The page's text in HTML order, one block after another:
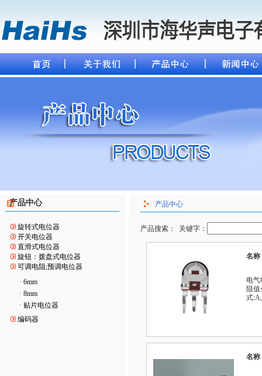
产品中心
旋转式电位器
开关电位器
直滑式电位器
旋钮：拨盘式电位器
可调电阻;预调电位器
· 6mm
· 8mm
· 贴片电位器
编码器
产品中心
产品搜索： 关键字：
名称
电
阻值
式
名称